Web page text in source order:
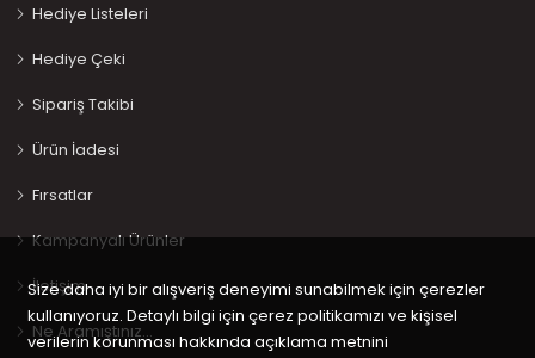
Hediye Listeleri
Hediye Çeki
Sipariş Takibi
Ürün İadesi
Fırsatlar
Kampanyalı Ürünler
İletişim
Ne Aramıştınız…
Size daha iyi bir alışveriş deneyimi sunabilmek için çerezler
kullanıyoruz. Detaylı bilgi için çerez politikamızı ve kişisel
verilerin korunması hakkında açıklama metnini